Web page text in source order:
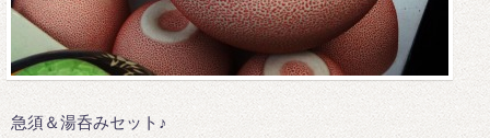
急須＆湯呑みセット♪